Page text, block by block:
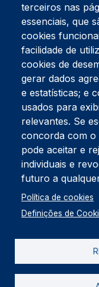
Tel:234 390 100Fax:
Endereço Postal
Apartado 42
Rua Gil Eanes 31
3834-908 Gafanha da
Estúdios
Rua Prior Guerra
Edifício do Centro
3830-556 Gafanha
Rodapé
Cookies
Política
terceiros nas
essenciais, que
cookies
facilidade de
cookies de
gerar dados
e estatísticas; e
usados para
relevantes. Se
concorda com o
pode aceitar e
individuais e
futuro a
Política de cookies
Definições de